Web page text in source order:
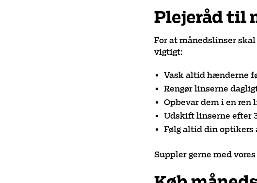
Plejeråd til
For at månedslinser
vigtigt:
Vask altid hænderne
Rengør linserne
Opbevar dem i en
Udskift linserne efter
Følg altid din optikers
Suppler gerne med vores